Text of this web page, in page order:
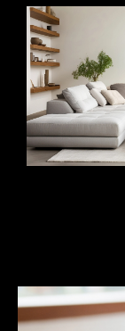
attirer des
de vendre
prix possible,
sans tracas.
Estimer
L’estimation
des tendances
déterminer la